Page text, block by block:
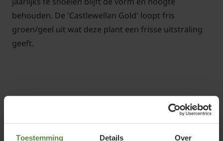
Toestemming Details Over
behouden. De 'Castlewellan Gold' loopt fris
groen/geel uit wat deze plant een frisse uitstraling
geeft.
leylandii 'Castlewellan Gold'